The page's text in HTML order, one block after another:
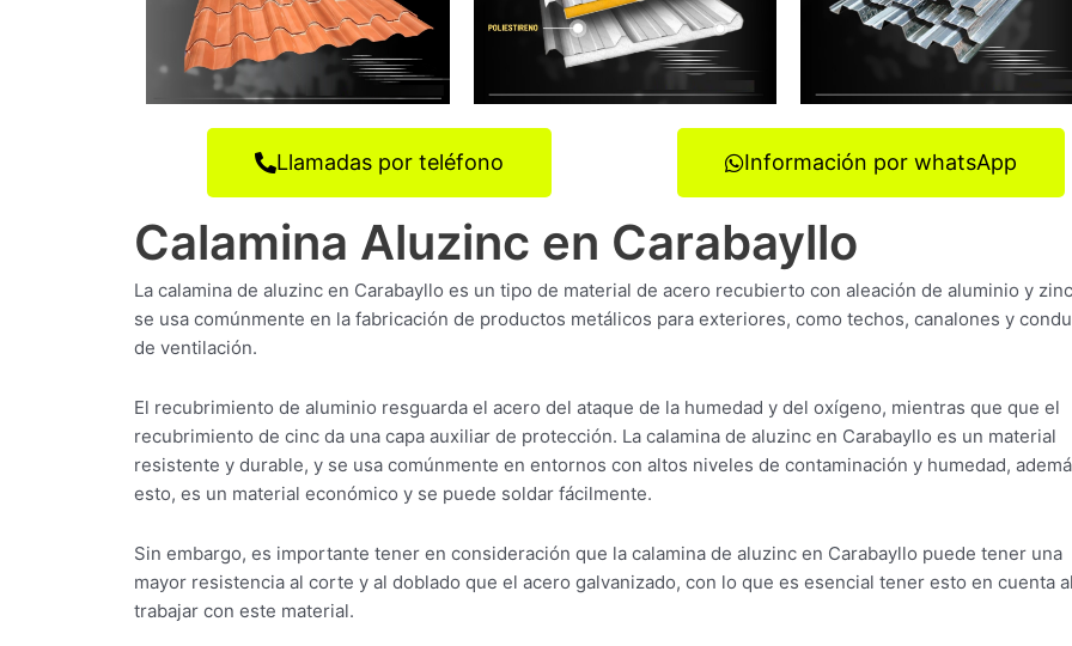
Llamadas por teléfono Información por whatsApp
Calamina Aluzinc en Carabayllo
La calamina de aluzinc en Carabayllo es un tipo de material de acero recubierto con aleación de aluminio y
se usa comúnmente en la fabricación de productos metálicos para exteriores, como techos, canalones y
de ventilación.
El recubrimiento de aluminio resguarda el acero del ataque de la humedad y del oxígeno, mientras que que el
recubrimiento de cinc da una capa auxiliar de protección. La calamina de aluzinc en Carabayllo es un material
resistente y durable, y se usa comúnmente en entornos con altos niveles de contaminación y humedad,
esto, es un material económico y se puede soldar fácilmente.
Sin embargo, es importante tener en consideración que la calamina de aluzinc en Carabayllo puede tener una
mayor resistencia al corte y al doblado que el acero galvanizado, con lo que es esencial tener esto en cuenta
trabajar con este material.